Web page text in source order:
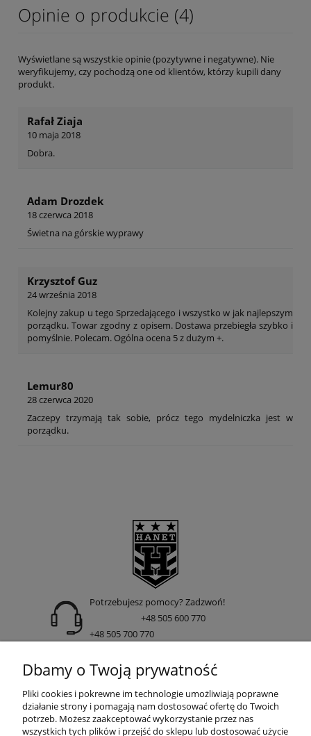
Opinie o produkcie (4)
Wyświetlane są wszystkie opinie (pozytywne i negatywne). Nie
weryfikujemy, czy pochodzą one od klientów, którzy kupili dany
produkt.
Rafał Ziaja
10 maja 2018
Dobra.
Adam Drozdek
18 czerwca 2018
Świetna na górskie wyprawy
Krzysztof Guz
24 września 2018
Kolejny zakup u tego Sprzedającego i wszystko w jak najlepszym
porządku. Towar zgodny z opisem. Dostawa przebiegła szybko i
pomyślnie. Polecam. Ogólna ocena 5 z dużym +.
Lemur80
28 czerwca 2020
Zaczepy trzymają tak sobie, prócz tego mydelniczka jest w
porządku.
Potrzebujesz pomocy? Zadzwoń!
+48 505 600 770
+48 505 700 770
ul. Nakielska 266 85-391 Bydgoszcz
Dbamy o Twoją prywatność
Pliki cookies i pokrewne im technologie umożliwiają poprawne
działanie strony i pomagają nam dostosować ofertę do Twoich
potrzeb. Możesz zaakceptować wykorzystanie przez nas
wszystkich tych plików i przejść do sklepu lub dostosować użycie